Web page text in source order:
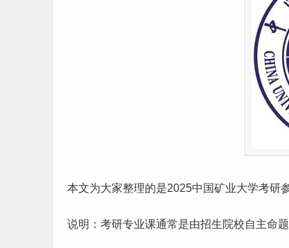
本文为大家整理的是2025中国矿业大学考研
说明：考研专业课通常是由招生院校自主命